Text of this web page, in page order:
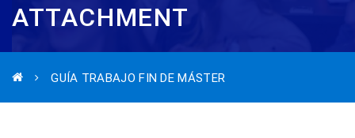
ATTACHMENT
GUÍA TRABAJO FIN DE MÁSTER